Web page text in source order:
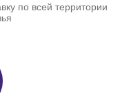
по всей территории